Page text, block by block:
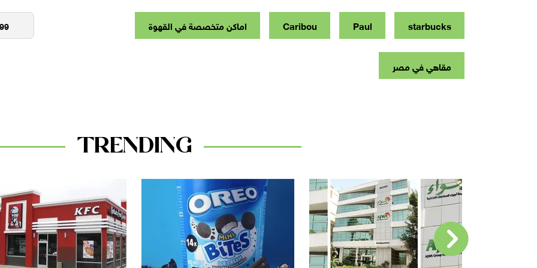
starbucks
Paul
Caribou اماكن متخصصة في القهوة
مقاهي في مصر
TRENDING